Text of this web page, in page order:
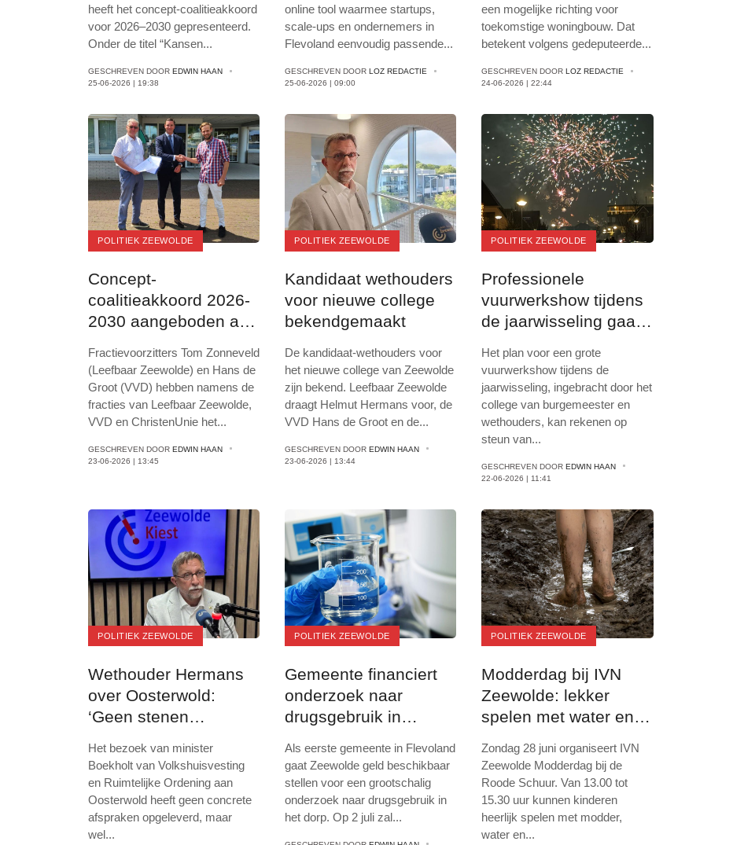
heeft het concept‑coalitieakkoord
voor 2026–2030 gepresenteerd.
Onder de titel “Kansen...
GESCHREVEN DOOR EDWIN HAAN
25-06-2026 | 19:38
online tool waarmee startups,
scale-ups en ondernemers in
Flevoland eenvoudig passende...
GESCHREVEN DOORLOZ REDACTIE
25-06-2026 | 09:00
een mogelijke richting voor
toekomstige woningbouw. Dat
betekent volgens gedeputeerde...
GESCHREVEN DOORLOZ REDACTIE
24-06-2026 | 22:44
POLITIEK ZEEWOLDE
Concept-
coalitieakkoord 2026-
2030 aangeboden aan
Fractievoorzitters Tom Zonneveld
(Leefbaar Zeewolde) en Hans de
Groot (VVD) hebben namens de
fracties van Leefbaar Zeewolde,
VVD en ChristenUnie het...
GESCHREVEN DOOR EDWIN HAAN
23-06-2026 | 13:45
POLITIEK ZEEWOLDE
Kandidaat wethouders
voor nieuwe college
bekendgemaakt
De kandidaat-wethouders voor
het nieuwe college van Zeewolde
zijn bekend. Leefbaar Zeewolde
draagt Helmut Hermans voor, de
VVD Hans de Groot en de...
GESCHREVEN DOOREDWIN HAAN
23-06-2026 | 13:44
POLITIEK ZEEWOLDE
Professionele
vuurwerkshow tijdens
de jaarwisseling gaat
Het plan voor een grote
vuurwerkshow tijdens de
jaarwisseling, ingebracht door het
college van burgemeester en
wethouders, kan rekenen op
steun van...
GESCHREVEN DOOREDWIN HAAN
22-06-2026 | 11:41
POLITIEK ZEEWOLDE
Wethouder Hermans
over Oosterwold:
‘Geen stenen
samenleving bouwen’
Het bezoek van minister
Boekholt van Volkshuisvesting
en Ruimtelijke Ordening aan
Oosterwold heeft geen concrete
afspraken opgeleverd, maar
wel...
POLITIEK ZEEWOLDE
Gemeente financiert
onderzoek naar
drugsgebruik in
Als eerste gemeente in Flevoland
gaat Zeewolde geld beschikbaar
stellen voor een grootschalig
onderzoek naar drugsgebruik in
het dorp. Op 2 juli zal...
POLITIEK ZEEWOLDE
Modderdag bij IVN
Zeewolde: lekker
spelen met water en
Zondag 28 juni organiseert IVN
Zeewolde Modderdag bij de
Roode Schuur. Van 13.00 tot
15.30 uur kunnen kinderen
heerlijk spelen met modder,
water en...